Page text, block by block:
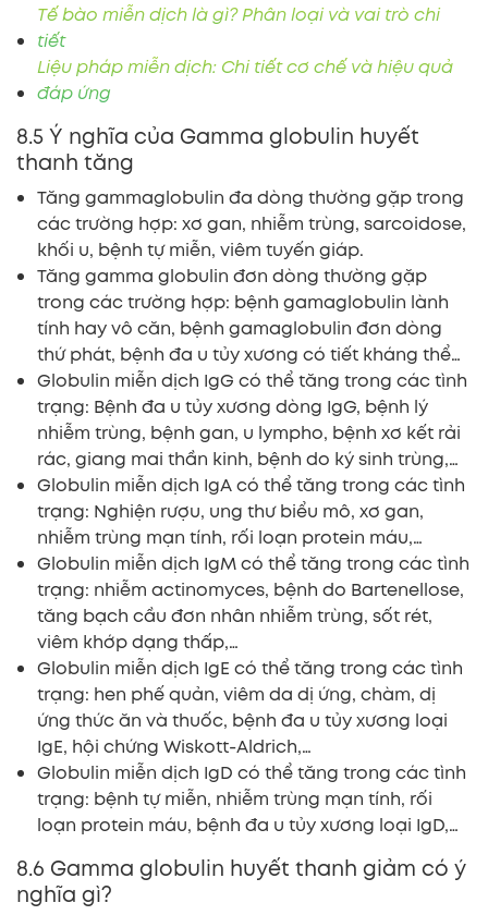
Tế bào miễn dịch là gì? Phân loại và vai trò chi
tiết
Liệu pháp miễn dịch: Chi tiết cơ chế và hiệu quả
đáp ứng
8.5 Ý nghĩa của Gamma globulin huyết
thanh tăng
Tăng gammaglobulin đa dòng thường gặp trong
các trường hợp: xơ gan, nhiễm trùng, sarcoidose,
khối u, bệnh tự miễn, viêm tuyến giáp.
Tăng gamma globulin đơn dòng thường gặp
trong các trường hợp: bệnh gamaglobulin lành
tính hay vô căn, bệnh gamaglobulin đơn dòng
thứ phát, bệnh đa u tủy xương có tiết kháng thể…
Globulin miễn dịch IgG có thể tăng trong các tình
trạng: Bệnh đa u tủy xương dòng IgG, bệnh lý
nhiễm trùng, bệnh gan, u lympho, bệnh xơ kết rải
rác, giang mai thần kinh, bệnh do ký sinh trùng,…
Globulin miễn dịch IgA có thể tăng trong các tình
trạng: Nghiện rượu, ung thư biểu mô, xơ gan,
nhiễm trùng mạn tính, rối loạn protein máu,…
Globulin miễn dịch IgM có thể tăng trong các tình
trạng: nhiễm actinomyces, bệnh do Bartenellose,
tăng bạch cầu đơn nhân nhiễm trùng, sốt rét,
viêm khớp dạng thấp,…
Globulin miễn dịch IgE có thể tăng trong các tình
trạng: hen phế quản, viêm da dị ứng, chàm, dị
ứng thức ăn và thuốc, bệnh đa u tủy xương loại
IgE, hội chứng Wiskott-Aldrich,…
Globulin miễn dịch IgD có thể tăng trong các tình
trạng: bệnh tự miễn, nhiễm trùng mạn tính, rối
loạn protein máu, bệnh đa u tủy xương loại IgD,…
8.6 Gamma globulin huyết thanh giảm có ý
nghĩa gì?